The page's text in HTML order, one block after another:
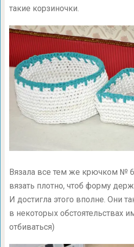
такие корзиночки.
Вязала все тем же крючком №
вязать плотно, чтоб форму
И достигла этого вполне. Они
в некоторых обстоятельствах
отбиваться)